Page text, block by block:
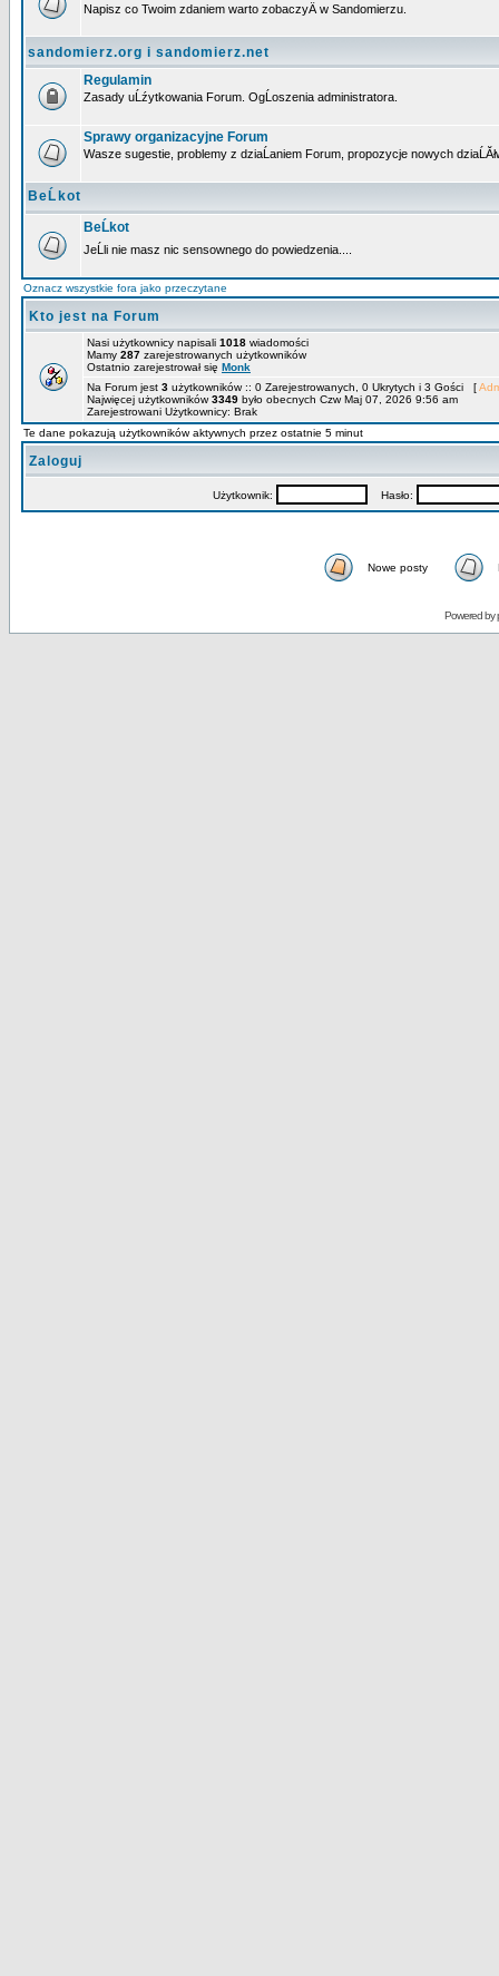
Napisz co Twoim zdaniem warto zobaczyÄ w Sandomierzu.
sandomierz.org i sandomierz.net
Regulamin
Zasady uĹźytkowania Forum. OgĹoszenia administratora.
Sprawy organizacyjne Forum
Wasze sugestie, problemy z dziaĹaniem Forum, propozycje nowych
BeĹkot
BeĹkot
JeĹli nie masz nic sensownego do powiedzenia....
Oznacz wszystkie fora jako przeczytane
Kto jest na Forum
Nasi użytkownicy napisali 1018 wiadomości
Mamy 287 zarejestrowanych użytkowników
Ostatnio zarejestrował się Monk
Na Forum jest 3 użytkowników :: 0 Zarejestrowanych, 0 Ukrytych i 3 Gości [
Najwięcej użytkowników3349 było obecnych Czw Maj 07, 2026 9:56 am
Zarejestrowani Użytkownicy: Brak
Te dane pokazują użytkowników aktywnych przez ostatnie 5 minut
Zaloguj
Użytkownik: Hasło:
Nowe posty
Powered by